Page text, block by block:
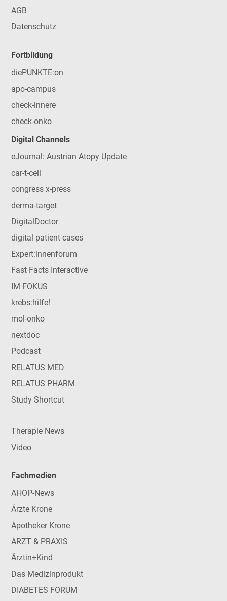
AGB
Datenschutz
Fortbildung
diePUNKTE:on
apo-campus
check-innere
check-onko
Digital Channels
eJournal: Austrian Atopy Update
car-t-cell
congress x-press
derma-target
DigitalDoctor
digital patient cases
Expert:innenforum
Fast Facts Interactive
IM FOKUS
krebs:hilfe!
mol-onko
nextdoc
Podcast
RELATUS MED
RELATUS PHARM
Study Shortcut
Therapie News
Video
Fachmedien
AHOP-News
Ärzte Krone
Apotheker Krone
ARZT & PRAXIS
Ärztin+Kind
Das Medizinprodukt
DIABETES FORUM